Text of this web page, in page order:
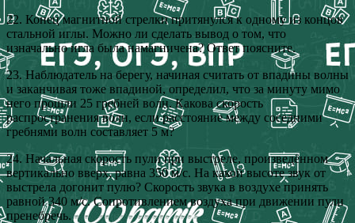
22. Конец магнитной стрелки притянулся к одному из концов
стальной иглы. Можно ли сделать вывод о том, что
изначально игла была намагничена? Ответ поясните.
23. Наблюдатель на берегу, начиная считать от впадины волны
и заканчивая тоже впадиной, определил, что за минуту мимо
него прошли 25 гребней волн. Какова скорость
распространения волн, если расстояние между соседними
гребнями волн составляет 5 м?
24. Начальная скорость пули при выстреле, произведённом
вертикально вверх, равна 350 м/с. На какой высоте звук от
выстрела догонит пулю? Скорость звука в воздухе принять
равной 340 м/с. Сопротивлением воздуха при движении пули
пренебречь.